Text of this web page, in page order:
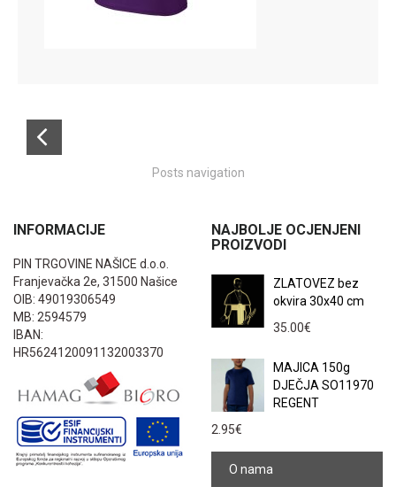
Posts navigation
INFORMACIJE
PIN TRGOVINE NAŠICE d.o.o.
Franjevačka 2e, 31500 Našice
OIB: 49019306549
MB: 2594579
IBAN:
HR5624120091132003370
NAJBOLJE OCJENJENI
PROIZVODI
ZLATOVEZ bez
okvira 30x40 cm
35.00€
MAJICA 150g
DJEČJA SO11970
REGENT
2.95€
O nama